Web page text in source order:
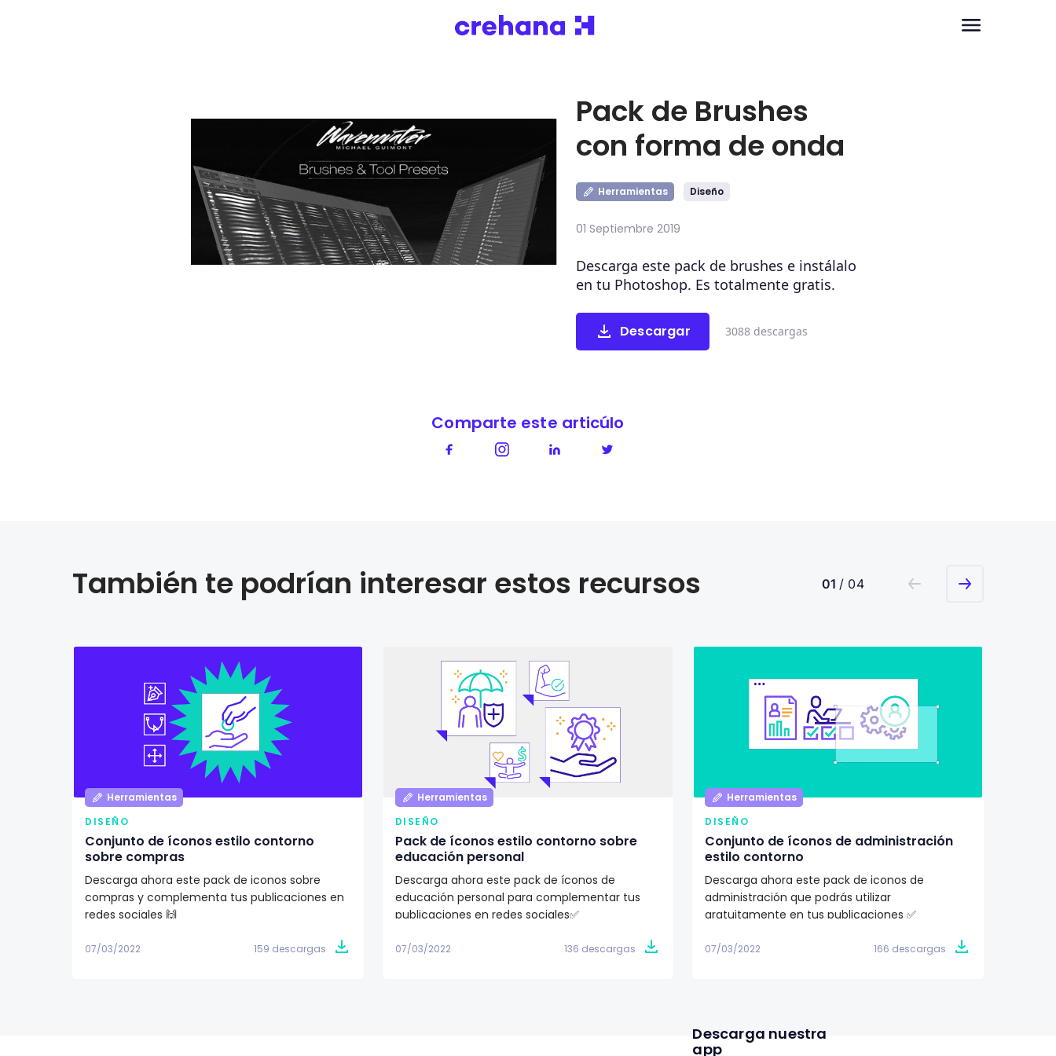
Pack de Brushes
con forma de onda
Herramientas Diseño
01 Septiembre 2019
Descarga este pack de brushes e instálalo
en tu Photoshop. Es totalmente gratis.
Descargar 3088 descargas
Comparte este articúlo
También te podrían interesar estos recursos 01 / 04
Herramientas
DISEÑO
Conjunto de íconos estilo contorno
sobre compras
Descarga ahora este pack de iconos sobre
compras y complementa tus publicaciones en
redes sociales 🙌
07/03/2022 159 descargas
Herramientas
DISEÑO
Pack de íconos estilo contorno sobre
educación personal
Descarga ahora este pack de íconos de
educación personal para complementar tus
publicaciones en redes sociales✅
07/03/2022 136 descargas
Herramientas
DISEÑO
Conjunto de íconos de administración
estilo contorno
Descarga ahora este pack de iconos de
administración que podrás utilizar
gratuitamente en tus publicaciones ✅
07/03/2022 166 descargas
Descarga nuestra
app